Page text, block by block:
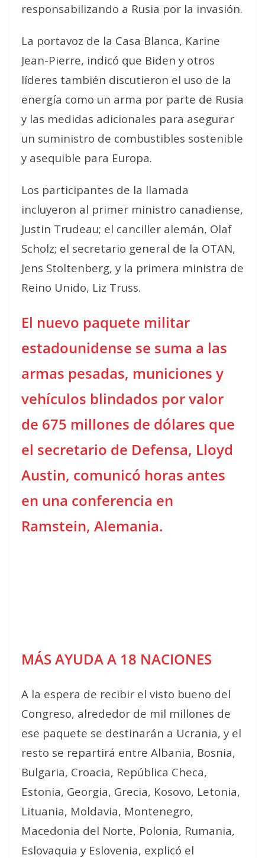
responsabilizando a Rusia por la invasión.
La portavoz de la Casa Blanca, Karine
Jean-Pierre, indicó que Biden y otros
líderes también discutieron el uso de la
energía como un arma por parte de Rusia
y las medidas adicionales para asegurar
un suministro de combustibles sostenible
y asequible para Europa.
Los participantes de la llamada
incluyeron al primer ministro canadiense,
Justin Trudeau; el canciller alemán, Olaf
Scholz; el secretario general de la OTAN,
Jens Stoltenberg, y la primera ministra de
Reino Unido, Liz Truss.
El nuevo paquete militar
estadounidense se suma a las
armas pesadas, municiones y
vehículos blindados por valor
de 675 millones de dólares que
el secretario de Defensa, Lloyd
Austin, comunicó horas antes
en una conferencia en
Ramstein, Alemania.
MÁS AYUDA A 18 NACIONES
A la espera de recibir el visto bueno del
Congreso, alrededor de mil millones de
ese paquete se destinarán a Ucrania, y el
resto se repartirá entre Albania, Bosnia,
Bulgaria, Croacia, República Checa,
Estonia, Georgia, Grecia, Kosovo, Letonia,
Lituania, Moldavia, Montenegro,
Macedonia del Norte, Polonia, Rumania,
Eslovaquia y Eslovenia, explicó el